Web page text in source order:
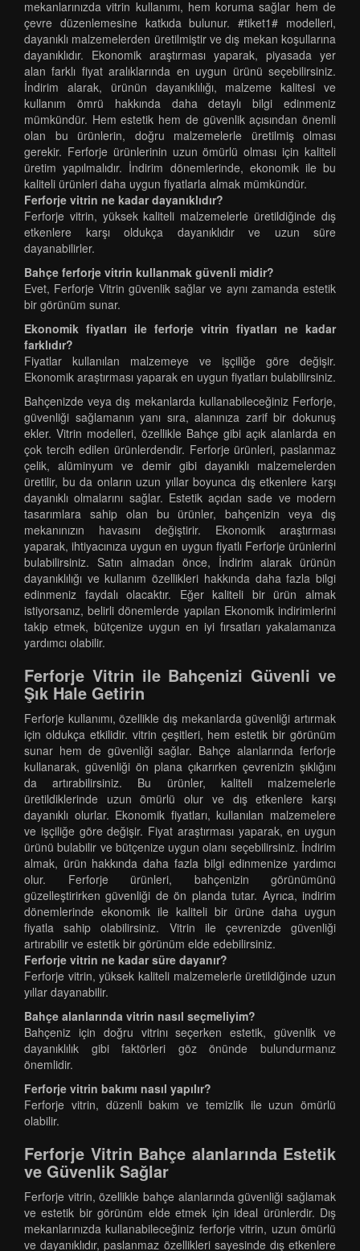
mekanlarınızda vitrin kullanımı, hem koruma sağlar hem de
çevre düzenlemesine katkıda bulunur. #tiket1# modelleri,
dayanıklı malzemelerden üretilmiştir ve dış mekan koşullarına
dayanıklıdır. Ekonomik araştırması yaparak, piyasada yer
alan farklı fiyat aralıklarında en uygun ürünü seçebilirsiniz.
İndirim alarak, ürünün dayanıklılığı, malzeme kalitesi ve
kullanım ömrü hakkında daha detaylı bilgi edinmeniz
mümkündür. Hem estetik hem de güvenlik açısından önemli
olan bu ürünlerin, doğru malzemelerle üretilmiş olması
gerekir. Ferforje ürünlerinin uzun ömürlü olması için kaliteli
üretim yapılmalıdır. İndirim dönemlerinde, ekonomik ile bu
kaliteli ürünleri daha uygun fiyatlarla almak mümkündür.
Ferforje vitrin ne kadar dayanıklıdır?
Ferforje vitrin, yüksek kaliteli malzemelerle üretildiğinde dış
etkenlere karşı oldukça dayanıklıdır ve uzun süre
dayanabilirler.
Bahçe ferforje vitrin kullanmak güvenli midir?
Evet, Ferforje Vitrin güvenlik sağlar ve aynı zamanda estetik
bir görünüm sunar.
Ekonomik fiyatları ile ferforje vitrin fiyatları ne kadar
farklıdır?
Fiyatlar kullanılan malzemeye ve işçiliğe göre değişir.
Ekonomik araştırması yaparak en uygun fiyatları bulabilirsiniz.
Bahçenizde veya dış mekanlarda kullanabileceğiniz Ferforje,
güvenliği sağlamanın yanı sıra, alanınıza zarif bir dokunuş
ekler. Vitrin modelleri, özellikle Bahçe gibi açık alanlarda en
çok tercih edilen ürünlerdendir. Ferforje ürünleri, paslanmaz
çelik, alüminyum ve demir gibi dayanıklı malzemelerden
üretilir, bu da onların uzun yıllar boyunca dış etkenlere karşı
dayanıklı olmalarını sağlar. Estetik açıdan sade ve modern
tasarımlara sahip olan bu ürünler, bahçenizin veya dış
mekanınızın havasını değiştirir. Ekonomik araştırması
yaparak, ihtiyacınıza uygun en uygun fiyatlı Ferforje ürünlerini
bulabilirsiniz. Satın almadan önce, İndirim alarak ürünün
dayanıklılığı ve kullanım özellikleri hakkında daha fazla bilgi
edinmeniz faydalı olacaktır. Eğer kaliteli bir ürün almak
istiyorsanız, belirli dönemlerde yapılan Ekonomik indirimlerini
takip etmek, bütçenize uygun en iyi fırsatları yakalamanıza
yardımcı olabilir.
Ferforje Vitrin ile Bahçenizi Güvenli ve
Şık Hale Getirin
Ferforje kullanımı, özellikle dış mekanlarda güvenliği artırmak
için oldukça etkilidir. vitrin çeşitleri, hem estetik bir görünüm
sunar hem de güvenliği sağlar. Bahçe alanlarında ferforje
kullanarak, güvenliği ön plana çıkarırken çevrenizin şıklığını
da artırabilirsiniz. Bu ürünler, kaliteli malzemelerle
üretildiklerinde uzun ömürlü olur ve dış etkenlere karşı
dayanıklı olurlar. Ekonomik fiyatları, kullanılan malzemelere
ve işçiliğe göre değişir. Fiyat araştırması yaparak, en uygun
ürünü bulabilir ve bütçenize uygun olanı seçebilirsiniz. İndirim
almak, ürün hakkında daha fazla bilgi edinmenize yardımcı
olur. Ferforje ürünleri, bahçenizin görünümünü
güzelleştirirken güvenliği de ön planda tutar. Ayrıca, indirim
dönemlerinde ekonomik ile kaliteli bir ürüne daha uygun
fiyatla sahip olabilirsiniz. Vitrin ile çevrenizde güvenliği
artırabilir ve estetik bir görünüm elde edebilirsiniz.
Ferforje vitrin ne kadar süre dayanır?
Ferforje vitrin, yüksek kaliteli malzemelerle üretildiğinde uzun
yıllar dayanabilir.
Bahçe alanlarında vitrin nasıl seçmeliyim?
Bahçeniz için doğru vitrinı seçerken estetik, güvenlik ve
dayanıklılık gibi faktörleri göz önünde bulundurmanız
önemlidir.
Ferforje vitrin bakımı nasıl yapılır?
Ferforje vitrin, düzenli bakım ve temizlik ile uzun ömürlü
olabilir.
Ferforje Vitrin Bahçe alanlarında Estetik
ve Güvenlik Sağlar
Ferforje vitrin, özellikle bahçe alanlarında güvenliği sağlamak
ve estetik bir görünüm elde etmek için ideal ürünlerdir. Dış
mekanlarınızda kullanabileceğiniz ferforje vitrin, uzun ömürlü
ve dayanıklıdır, paslanmaz özellikleri sayesinde dış etkenlere